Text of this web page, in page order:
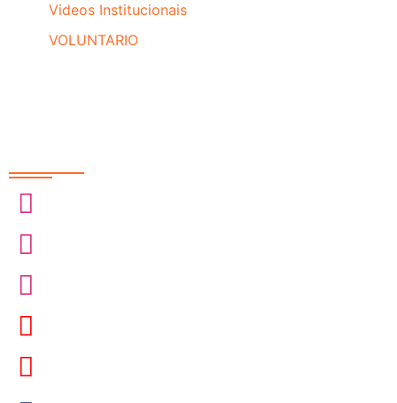
Videos Institucionais
VOLUNTARIO